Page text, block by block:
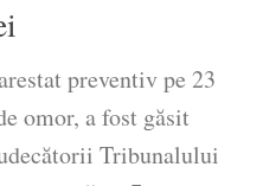
preventiv pe 23
omor, a fost găsit
Tribunalului